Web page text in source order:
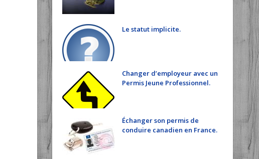
Le statut implicite.
Changer d’employeur avec un
Permis Jeune Professionnel.
Échanger son permis de
conduire canadien en France.